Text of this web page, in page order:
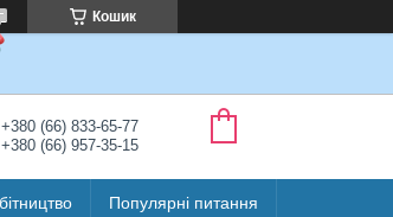
Кошик
+380 (66) 833-65-77
+380 (66) 957-35-15
Популярні питання